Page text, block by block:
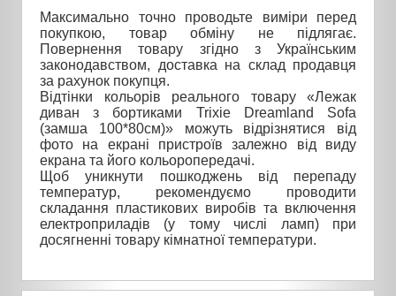
Максимально точно проводьте виміри перед
покупкою, товар обміну не підлягає.
Повернення товару згідно з Українським
законодавством, доставка на склад продавця
за рахунок покупця.
Відтінки кольорів реального товару «Лежак
диван з бортиками Trixie Dreamland Sofa
(замша 100*80см)» можуть відрізнятися від
фото на екрані пристроїв залежно від виду
екрана та його кольоропередачі.
Щоб уникнути пошкоджень від перепаду
температур, рекомендуємо проводити
складання пластикових виробів та включення
електроприладів (у тому числі ламп) при
досягненні товару кімнатної температури.